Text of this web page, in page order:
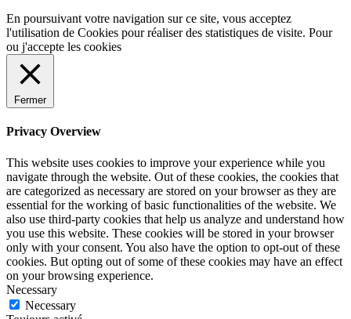
En poursuivant votre navigation sur ce site, vous acceptez
l'utilisation de Cookies pour réaliser des statistiques de visite. Pour
ou j'accepte les cookies
Fermer
Privacy Overview
This website uses cookies to improve your experience while you
navigate through the website. Out of these cookies, the cookies that
are categorized as necessary are stored on your browser as they are
essential for the working of basic functionalities of the website. We
also use third-party cookies that help us analyze and understand how
you use this website. These cookies will be stored in your browser
only with your consent. You also have the option to opt-out of these
cookies. But opting out of some of these cookies may have an effect
on your browsing experience.
Necessary
Necessary